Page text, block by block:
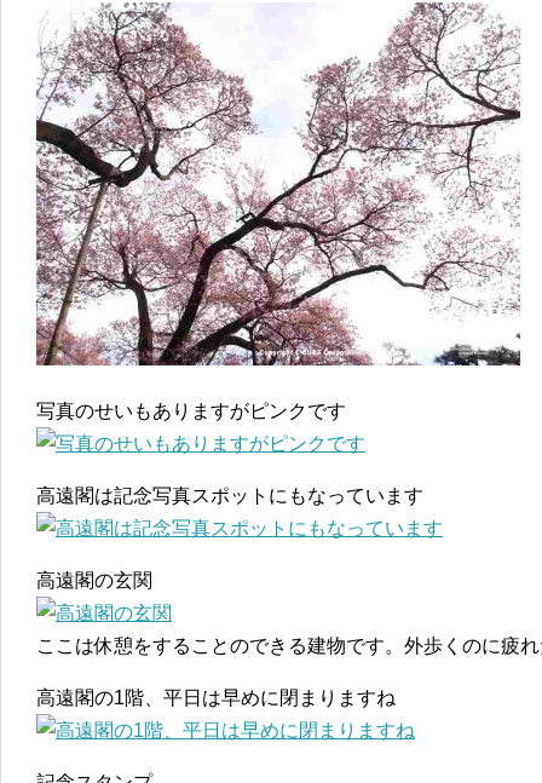
写真のせいもありますがピンクです
高遠閣は記念写真スポットにもなっています
高遠閣の玄関
ここは休憩をすることのできる建物です。外歩くのに疲
高遠閣の1階、平日は早めに閉まりますね